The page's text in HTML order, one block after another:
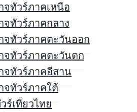
จทัวร์ภาคเหนือ
จทัวร์ภาคกลาง
จทัวร์ภาคตะวันออก
จทัวร์ภาคตะวันตก
จทัวร์ภาคอีสาน
จทัวร์ภาคใต้
ร์เที่ยวไทย